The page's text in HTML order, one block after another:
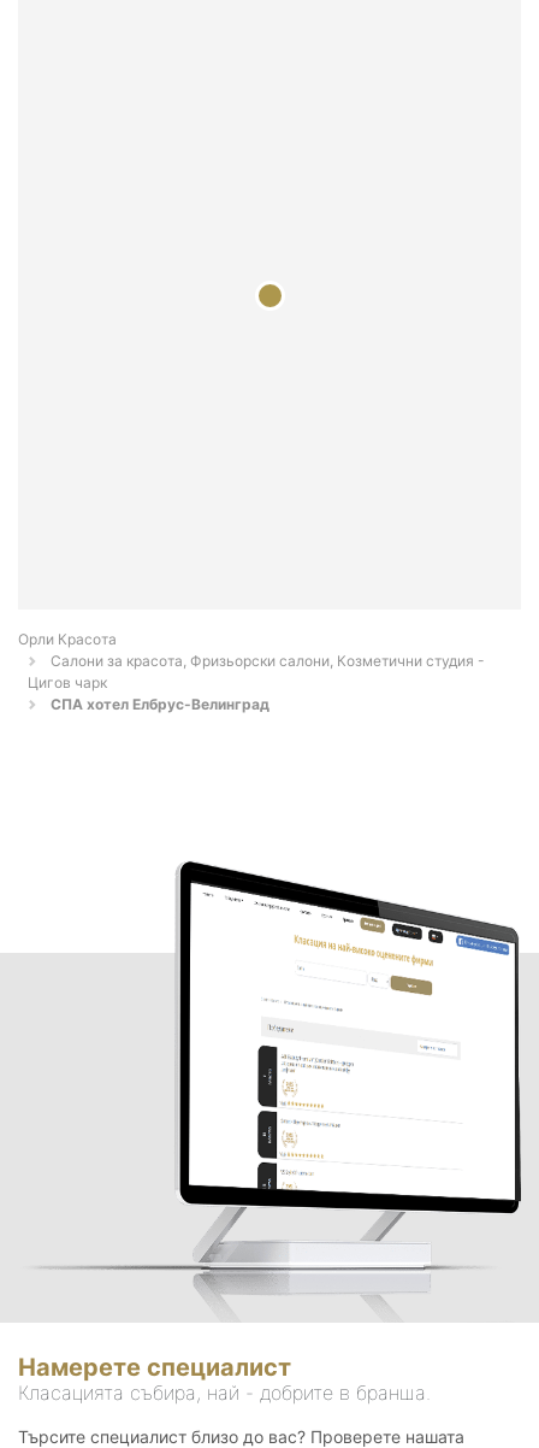
Орли Красота
Салони за красота, Фризьорски салони, Козметични студия -
Цигов чарк
СПА хотел Елбрус-Велинград
Намерете специалист
Класацията събира, най - добрите в бранша.
Търсите специалист близо до вас? Проверете нашата